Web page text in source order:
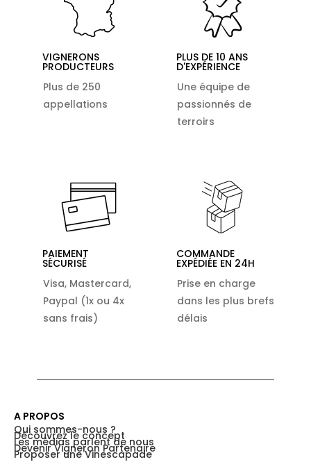
VIGNERONS
PRODUCTEURS
Plus de 250
appellations
PLUS DE 10 ANS
D'EXPÉRIENCE
Une équipe de
passionnés de
terroirs
PAIEMENT
SÉCURISÉ
Visa, Mastercard,
Paypal (1x ou 4x
sans frais)
COMMANDE
EXPÉDIÉE EN 24H
Prise en charge
dans les plus brefs
délais
A PROPOS
Qui sommes-nous ?
Découvrez le concept
Les médias parlent de nous
Devenir Vigneron Partenaire
Proposer une Vinescapade